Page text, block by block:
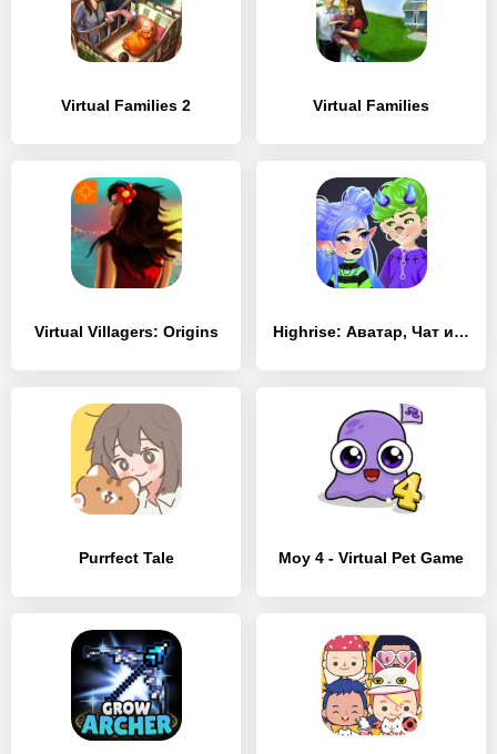
Virtual Families 2 Virtual Families
Virtual Villagers: Origins Highrise: Аватар, Чат и Игры
Purrfect Tale Moy 4 - Virtual Pet Game